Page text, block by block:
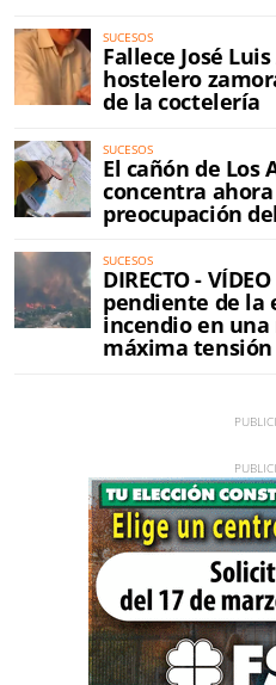
SUCESOS
Fallece José
hostelero
de la coctelería
SUCESOS
El cañón de Los
concentra
preocupación
SUCESOS
DIRECTO -
pendiente de la
incendio en una
máxima tensión